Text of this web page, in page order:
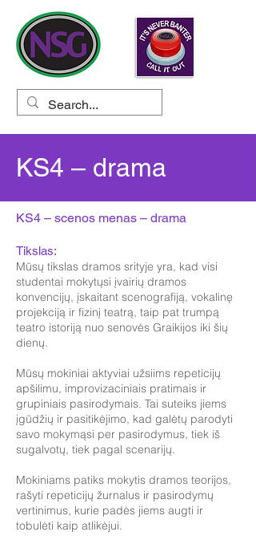
KS4 – drama
KS4 – scenos menas – drama
Tikslas:
Mūsų tikslas dramos srityje yra, kad visi
studentai mokytųsi įvairių dramos
konvencijų, įskaitant scenografiją, vokalinę
projekciją ir fizinį teatrą, taip pat trumpą
teatro istoriją nuo senovės Graikijos iki šių
dienų.
Mūsų mokiniai aktyviai užsiims repeticijų
apšilimu, improvizaciniais pratimais ir
grupiniais pasirodymais. Tai suteiks jiems
įgūdžių ir pasitikėjimo, kad galėtų parodyti
savo mokymąsi per pasirodymus, tiek iš
sugalvotų, tiek pagal scenarijų.
Mokiniams patiks mokytis dramos teorijos,
rašyti repeticijų žurnalus ir pasirodymų
vertinimus, kurie padės jiems augti ir
tobulėti kaip atlikėjui.